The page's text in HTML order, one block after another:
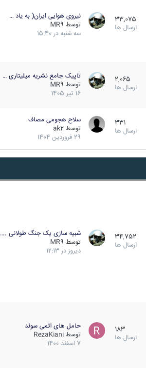
33,075
ارسال ها
نیروی هوایی ایران( به یاد …
توسط MR9
سه شنبه در 15:40
2,065
ارسال ها
تاپیک جامع نشریه میلیتاری …
توسط MR9
16 تیر 1405
331
ارسال ها
سلاح هجومی مصاف
توسط ak2
29 فروردین 1404
34,752
ارسال ها
شبیه سازی یک جنگ طولانی
توسط MR9
دیروز در 12:13
183
ارسال ها
حامل های اتمی سوئد
توسط RezaKiani
7 اسفند 1400